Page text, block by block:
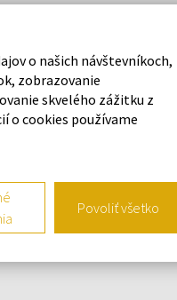
vzduchom. Nevedome
Nie je možné si ju
Ako uhryznutie
to jednoducho
kvetinová kompozícia.
tónmi z neroli,
z kvetov
o našich návštevníkoch,
zobrazovanie
skvelého zážitku z
o cookies používame
Povoliť všetko